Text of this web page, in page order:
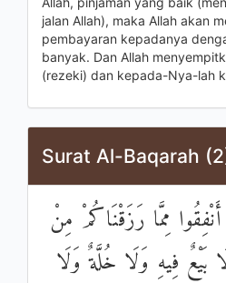
jalan Allah), maka Allah akan
pembayaran kepadanya
banyak. Dan Allah
(rezeki) dan kepada-Nya-lah
Surat Al-Baqarah
أَنْفِقُوا مِمَّا رَزَقْنَاكُمْ مِنْ
بَيْعٌ فِيهِ وَلَا خُلَّةٌ وَلَا